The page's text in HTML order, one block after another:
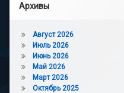
Архивы
Август 2026
Июль 2026
Июнь 2026
Май 2026
Март 2026
Октябрь 2025